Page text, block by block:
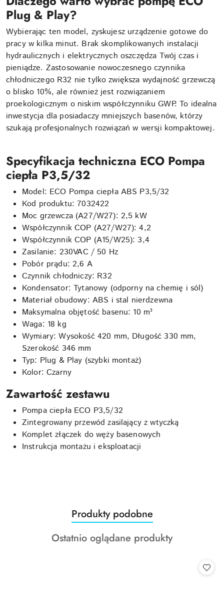
Plug & Play?
Wybierając ten model, zyskujesz urządzenie gotowe do
pracy w kilka minut. Brak skomplikowanych instalacji
hydraulicznych i elektrycznych oszczędza Twój czas i
pieniądze. Zastosowanie nowoczesnego czynnika
chłodniczego R32 nie tylko zwiększa wydajność grzewczą
o blisko 10%, ale również jest rozwiązaniem
proekologicznym o niskim współczynniku GWP. To idealna
inwestycja dla posiadaczy mniejszych basenów, którzy
szukają profesjonalnych rozwiązań w wersji kompaktowej.
Specyfikacja techniczna ECO Pompa
ciepła P3,5/32
Model: ECO Pompa ciepła ABS P3,5/32
Kod produktu: 7032422
Moc grzewcza (A27/W27): 2,5 kW
Współczynnik COP (A27/W27): 4,2
Współczynnik COP (A15/W25): 3,4
Zasilanie: 230VAC / 50 Hz
Pobór prądu: 2,6 A
Czynnik chłodniczy: R32
Kondensator: Tytanowy (odporny na chemię i sól)
Materiał obudowy: ABS i stal nierdzewna
Maksymalna objętość basenu: 10 m³
Waga: 18 kg
Wymiary: Wysokość 420 mm, Długość 330 mm,
Szerokość 346 mm
Typ: Plug & Play (szybki montaż)
Kolor: Czarny
Zawartość zestawu
Pompa ciepła ECO P3,5/32
Zintegrowany przewód zasilający z wtyczką
Komplet złączek do węży basenowych
Instrukcja montażu i eksploatacji
Pomiń karuzelę produktów
Produkty
o
statusie:
Produkty podobne
Produkty
Ostatnio oglądane produkty